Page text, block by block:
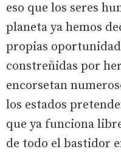
eso que los seres
planeta ya hemos
propias
constreñidas por
encorsetan
los estados
que ya funciona
de todo el bastidor